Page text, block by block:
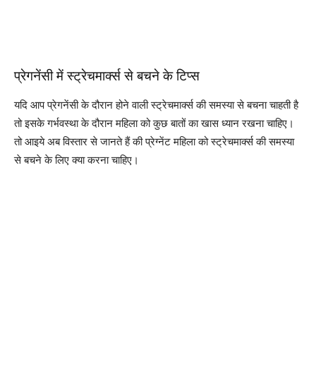
प्रेगनेंसी में स्ट्रेचमार्क्स से बचने के टिप्स
यदि आप प्रेगनेंसी के दौरान होने वाली स्ट्रेचमार्क्स की समस्या से बचना चाहती है
तो इसके गर्भवस्था के दौरान महिला को कुछ बातों का खास ध्यान रखना चाहिए।
तो आइये अब विस्तार से जानते हैं की प्रेग्नेंट महिला को स्ट्रेचमार्क्स की समस्या
से बचने के लिए क्या करना चाहिए।